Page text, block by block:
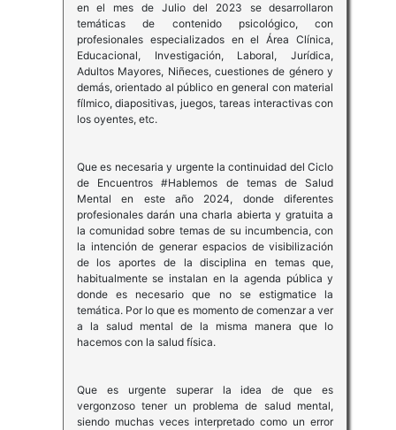
en el mes de Julio del 2023 se desarrollaron
temáticas de contenido psicológico, con
profesionales especializados en el Área Clínica,
Educacional, Investigación, Laboral, Jurídica,
Adultos Mayores, Niñeces, cuestiones de género y
demás, orientado al público en general con material
fílmico, diapositivas, juegos, tareas interactivas con
los oyentes, etc.
Que es necesaria y urgente la continuidad del Ciclo
de Encuentros #Hablemos de temas de Salud
Mental en este año 2024, donde diferentes
profesionales darán una charla abierta y gratuita a
la comunidad sobre temas de su incumbencia, con
la intención de generar espacios de visibilización
de los aportes de la disciplina en temas que,
habitualmente se instalan en la agenda pública y
donde es necesario que no se estigmatice la
temática. Por lo que es momento de comenzar a ver
a la salud mental de la misma manera que lo
hacemos con la salud física.
Que es urgente superar la idea de que es
vergonzoso tener un problema de salud mental,
siendo muchas veces interpretado como un error